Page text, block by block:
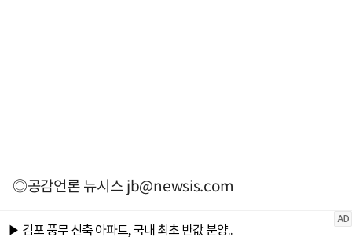
◎공감언론 뉴시스jb@newsis.com